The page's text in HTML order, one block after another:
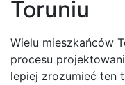
Toruniu
Wielu mieszkańców
procesu
lepiej zrozumieć ten